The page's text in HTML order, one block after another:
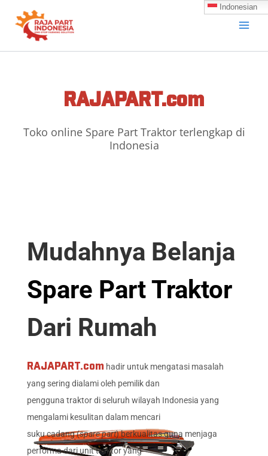
content
RAJAPART.com
Toko online Spare Part Traktor terlengkap di
Indonesia
Mudahnya Belanja
Spare Part Traktor
Dari Rumah
RAJAPART.com hadir untuk mengatasi masalah
yang sering dialami oleh pemilik dan
pengguna traktor di seluruh wilayah Indonesia yang
mengalami kesulitan dalam mencari
suku cadang (spare part) berkualitas guna menjaga
performa dari unit traktor yang
Indonesian